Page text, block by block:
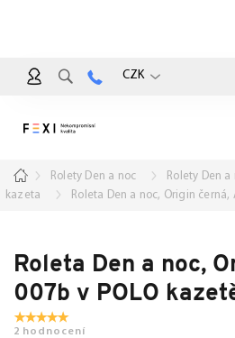
CZK
DomůRolety Den a noc Rolety Den a
kazeta
Roleta Den a noc, Origin černá,
Roleta Den a noc,
007b v POLO
2 hodnocení